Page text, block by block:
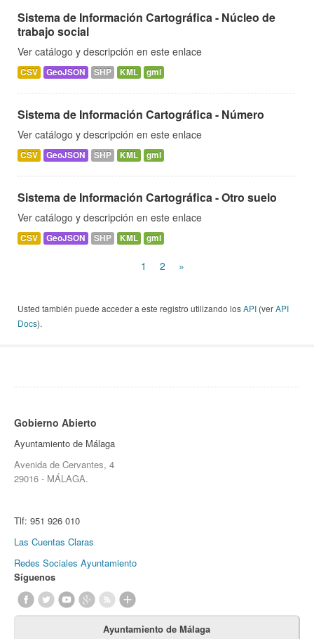
Sistema de Información Cartográfica - Núcleo de
trabajo social
Ver catálogo y descripción en este enlace
CSV GeoJSON SHP KML gml
Sistema de Información Cartográfica - Número
Ver catálogo y descripción en este enlace
CSV GeoJSON SHP KML gml
Sistema de Información Cartográfica - Otro suelo
Ver catálogo y descripción en este enlace
CSV GeoJSON SHP KML gml
1 2 »
Usted también puede acceder a este registro utilizando losAPI (verAPI
Docs).
Gobierno Abierto
Ayuntamiento de Málaga
Avenida de Cervantes, 4
29016 - MÁLAGA.
Tlf: 951 926 010
Las Cuentas Claras
Redes Sociales Ayuntamiento
Síguenos
Ayuntamiento de Málaga